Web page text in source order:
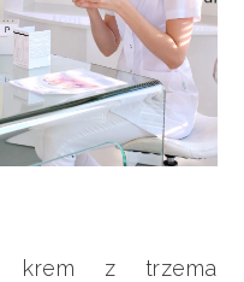
krem z trzema